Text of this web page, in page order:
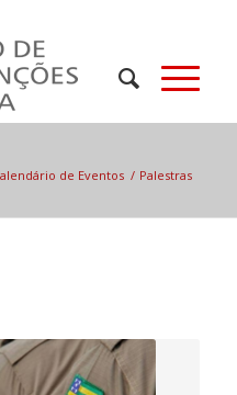
de Eventos / Palestras